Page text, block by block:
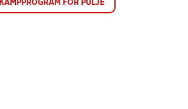
KAMPPROGRAM FOR PULJE